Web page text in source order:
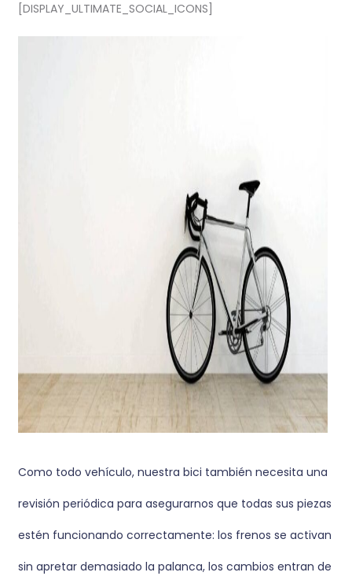
[DISPLAY_ULTIMATE_SOCIAL_ICONS]
Como todo vehículo, nuestra bici también necesita una
revisión periódica para asegurarnos que todas sus piezas
estén funcionando correctamente: los frenos se activan
sin apretar demasiado la palanca, los cambios entran de